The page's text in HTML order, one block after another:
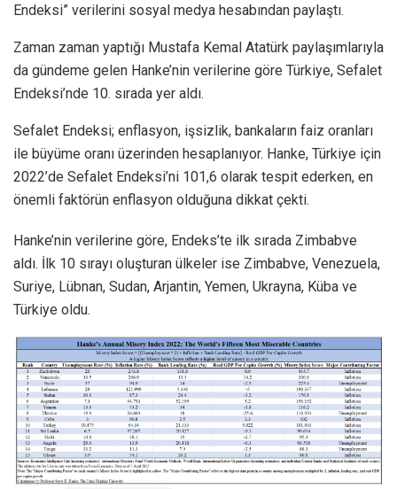
Endeksi” verilerini sosyal medya hesabından paylaştı.
Zaman zaman yaptığı Mustafa Kemal Atatürk paylaşımlarıyla
da gündeme gelen Hanke’nin verilerine göre Türkiye, Sefalet
Endeksi’nde 10. sırada yer aldı.
Sefalet Endeksi; enflasyon, işsizlik, bankaların faiz oranları
ile büyüme oranı üzerinden hesaplanıyor. Hanke, Türkiye için
2022’de Sefalet Endeksi’ni 101,6 olarak tespit ederken, en
önemli faktörün enflasyon olduğuna dikkat çekti.
Hanke’nin verilerine göre, Endeks’te ilk sırada Zimbabve
aldı. İlk 10 sırayı oluşturan ülkeler ise Zimbabve, Venezuela,
Suriye, Lübnan, Sudan, Arjantin, Yemen, Ukrayna, Küba ve
Türkiye oldu.